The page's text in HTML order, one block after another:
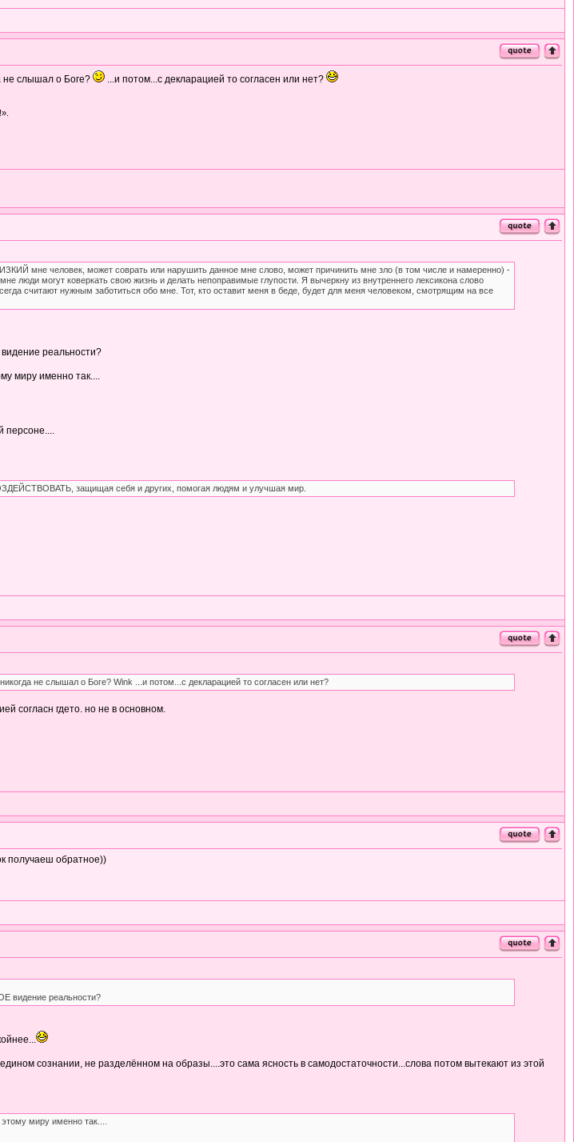
не слышал о Боге? ...и потом...с декларацией то согласен или нет?
мне человек, может соврать или нарушить данное мне слово, может причинить мне зло (в том числе и намеренно) -
люди могут коверкать свою жизнь и делать непоправимые глупости. Я вычеркну из внутреннего лексикона слово
считают нужным заботиться обо мне. Тот, кто оставит меня в беде, будет для меня человеком, смотрящим на все
реальности?
миру именно так....
персоне....
защищая себя и других, помогая людям и улучшая мир.
не слышал о Боге? Wink ...и потом...с декларацией то согласен или нет?
согласн гдето. но не в основном.
получаеш обратное))
видение реальности?
едином сознании, не разделённом на образы....это сама ясность в самодостаточности...слова потом вытекают из этой
миру именно так....